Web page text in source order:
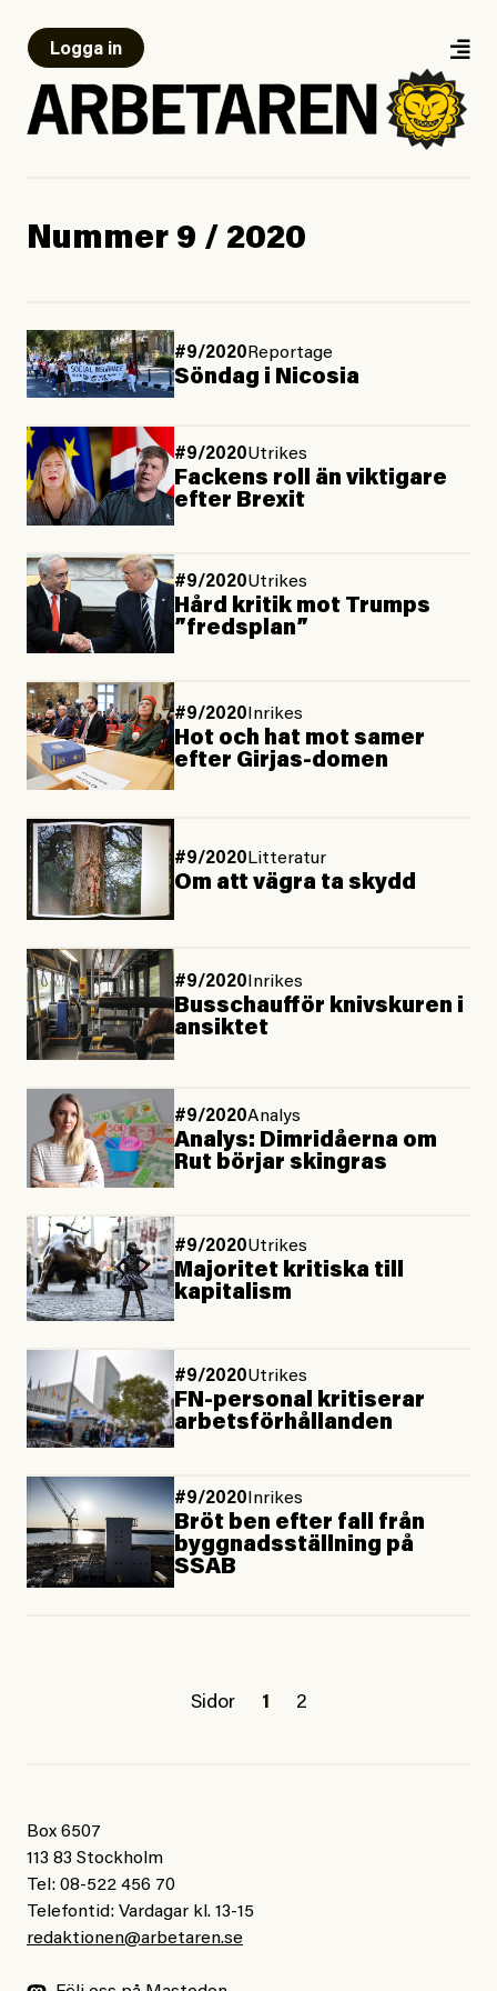
Logga in
Nummer 9 / 2020
#9/2020 Reportage
Söndag i Nicosia
#9/2020Utrikes
Fackens roll än viktigare
efter Brexit
#9/2020Utrikes
Hård kritik mot Trumps
”fredsplan”
#9/2020 Inrikes
Hot och hat mot samer
efter Girjas-domen
#9/2020 Litteratur
Om att vägra ta skydd
#9/2020 Inrikes
Busschaufför knivskuren i
ansiktet
#9/2020Analys
Analys: Dimridåerna om
Rut börjar skingras
#9/2020Utrikes
Majoritet kritiska till
kapitalism
#9/2020Utrikes
FN-personal kritiserar
arbetsförhållanden
#9/2020Inrikes
Bröt ben efter fall från
byggnadsställning på
SSAB
Sidor 1 2
Box 6507
113 83 Stockholm
Tel: 08-522 456 70
Telefontid: Vardagar kl. 13-15
redaktionen@arbetaren.se